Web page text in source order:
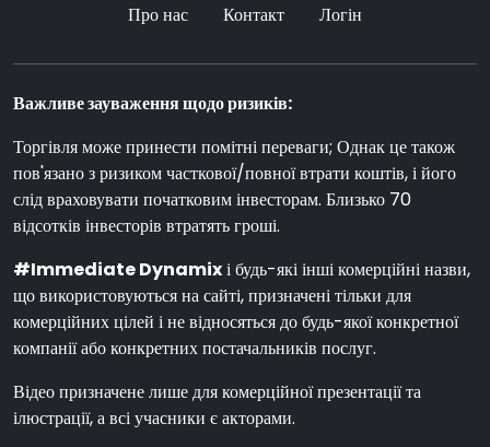
Про нас Контакт Логін
Важливе зауваження щодо ризиків:
Торгівля може принести помітні переваги; Однак це також
пов'язано з ризиком часткової/повної втрати коштів, і його
слід враховувати початковим інвесторам. Близько 70
відсотків інвесторів втратять гроші.
#Immediate Dynamixі будь-які інші комерційні назви,
що використовуються на сайті, призначені тільки для
комерційних цілей і не відносяться до будь-якої конкретної
компанії або конкретних постачальників послуг.
Відео призначене лише для комерційної презентації та
ілюстрації, а всі учасники є акторами.